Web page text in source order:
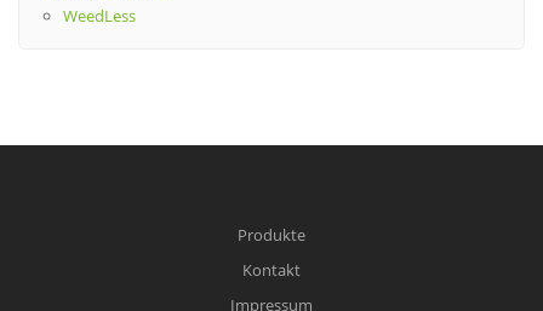
WeedLess
Produkte
Kontakt
Impressum